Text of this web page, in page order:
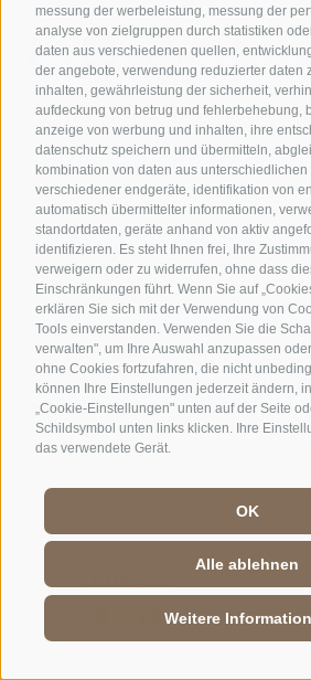
messung der werbeleistung, messung der
analyse von zielgruppen durch statistiken
daten aus verschiedenen quellen,
der angebote, verwendung reduzierter daten
inhalten, gewährleistung der sicherheit,
aufdeckung von betrug und fehlerbehebung,
anzeige von werbung und inhalten, ihre
datenschutz speichern und übermitteln,
kombination von daten aus
verschiedener endgeräte, identifikation von
automatisch übermittelter informationen,
standortdaten, geräte anhand von aktiv
identifizieren. Es steht Ihnen frei, Ihre
verweigern oder zu widerrufen, ohne dass
Einschränkungen führt. Wenn Sie auf
erklären Sie sich mit der Verwendung von
Tools einverstanden. Verwenden Sie die
verwalten", um Ihre Auswahl anzupassen
ohne Cookies fortzufahren, die nicht
können Ihre Einstellungen jederzeit ändern,
„Cookie-Einstellungen" unten auf der Seite
Schildsymbol unten links klicken. Ihre
das verwendete Gerät.
OK
Alle ablehnen
Weitere
AMT FÜR DEN NATIONALPARK
SOCIAL-MEDIA-RICHTLINIEN | IMPRESSUM |
PRIVACY | Cookie Präferenzen
KONTAKTE
GEFÜHRTE
NATURERLEBNISSE